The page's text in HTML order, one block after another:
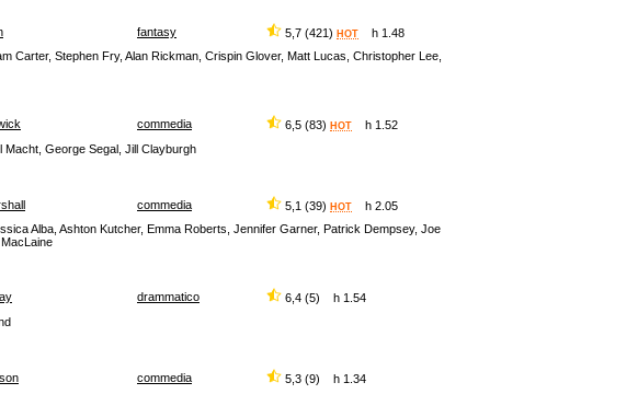
fantasy 5,7 (421) HOT h 1.48
Carter, Stephen Fry, Alan Rickman, Crispin Glover, Matt Lucas, Christopher Lee,
commedia 6,5 (83) HOT h 1.52
Macht, George Segal, Jill Clayburgh
commedia 5,1 (39) HOT h 2.05
Alba, Ashton Kutcher, Emma Roberts, Jennifer Garner, Patrick Dempsey, Joe
drammatico
6,4 (5) h 1.54
commedia
5,3 (9) h 1.34